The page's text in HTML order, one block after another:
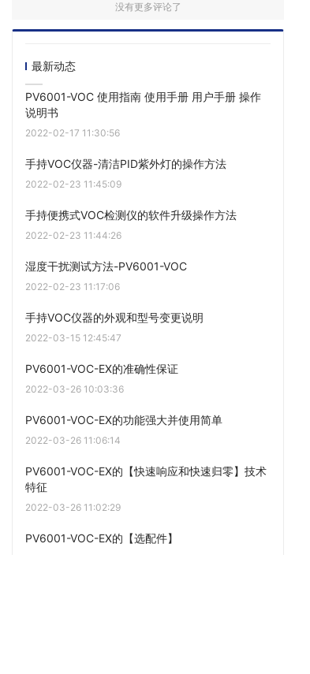
没有更多评论了
最新动态
PV6001-VOC 使用指南 使用手册 用户手册 操作
说明书
2022-02-17 11:30:56
手持VOC仪器-清洁PID紫外灯的操作方法
2022-02-23 11:45:09
手持便携式VOC检测仪的软件升级操作方法
2022-02-23 11:44:26
湿度干扰测试方法-PV6001-VOC
2022-02-23 11:17:06
手持VOC仪器的外观和型号变更说明
2022-03-15 12:45:47
PV6001-VOC-EX的准确性保证
2022-03-26 10:03:36
PV6001-VOC-EX的功能强大并使用简单
2022-03-26 11:06:14
PV6001-VOC-EX的【快速响应和快速归零】技术
特征
2022-03-26 11:02:29
PV6001-VOC-EX的【选配件】